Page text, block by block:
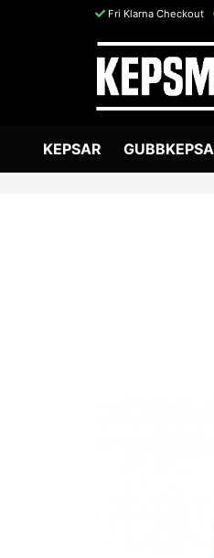
Fri Klarna Checkout
KEPSAR